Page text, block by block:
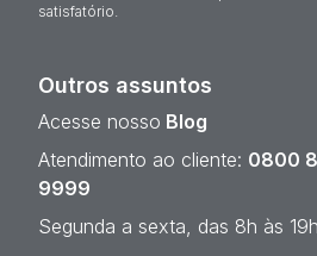
satisfatório.
Outros assuntos
Acesse nosso Blog
Atendimento ao cliente: 0800
9999
Segunda a sexta, das 8h às 19h